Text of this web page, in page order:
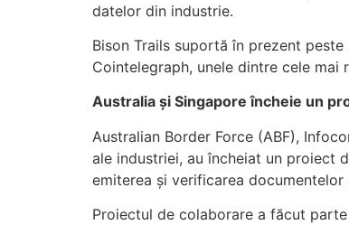
datelor din industrie.
Bison Trails suportă în prezent
Cointelegraph, unele dintre cele
Australia și Singapore încheie un
Australian Border Force (ABF),
ale industriei, au încheiat un proiect
emiterea și verificarea documentelor
Proiectul de colaborare a făcut